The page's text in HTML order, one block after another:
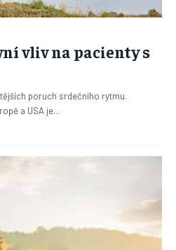
vliv na pacienty s
poruch srdečního rytmu.
a USA je...